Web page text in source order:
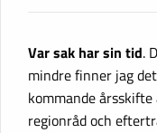
Var sak har sin tid.
mindre finner jag
kommande
regionråd och